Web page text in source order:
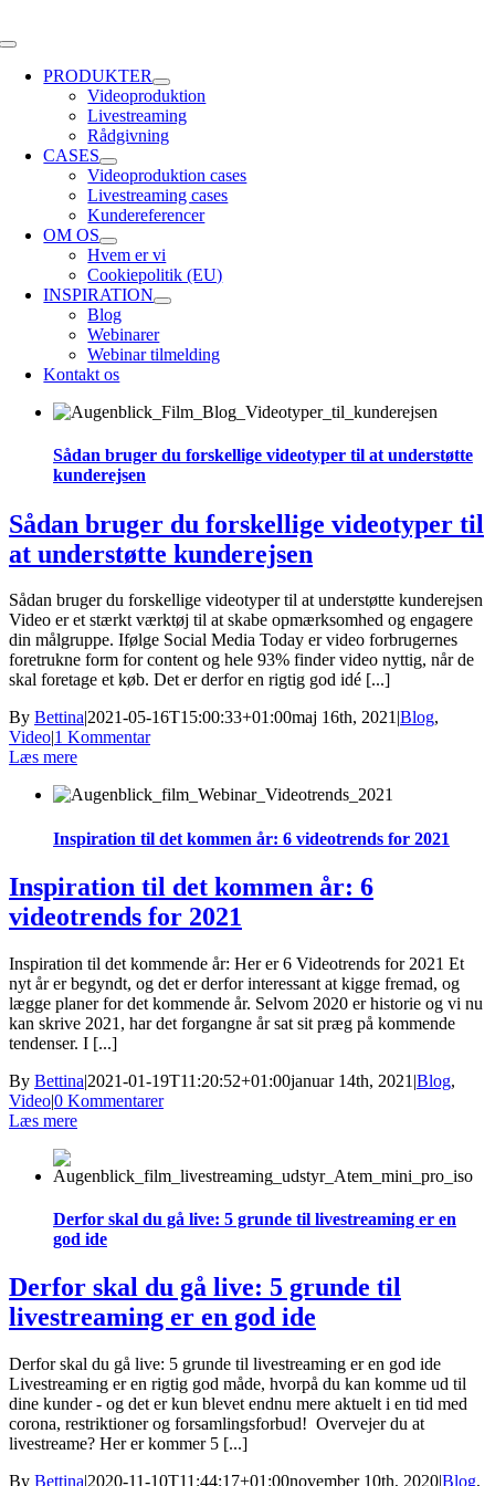
to
Toggle
NavigationPRODUKTER
Videoproduktion
Livestreaming
Rådgivning
CASES
Videoproduktion cases
Livestreaming cases
Kundereferencer
OM OS
Hvem er vi
Cookiepolitik (EU)
INSPIRATION
Blog
Webinarer
Webinar tilmelding
Kontakt os
Sådan bruger du forskellige videotyper til at understøtte
kunderejsen
Sådan bruger du forskellige videotyper til
at understøtte kunderejsen
Sådan bruger du forskellige videotyper til at understøtte kunderejsen
Video er et stærkt værktøj til at skabe opmærksomhed og engagere
din målgruppe. Ifølge Social Media Today er video forbrugernes
foretrukne form for content og hele 93% finder video nyttig, når de
skal foretage et køb. Det er derfor en rigtig god idé [...]
By Bettina|2021-05-16T15:00:33+01:00maj 16th, 2021|Blog,
Video|1 Kommentar
Læs mere
Inspiration til det kommen år: 6 videotrends for 2021
Inspiration til det kommen år: 6
videotrends for 2021
Inspiration til det kommende år: Her er 6 Videotrends for 2021 Et
nyt år er begyndt, og det er derfor interessant at kigge fremad, og
lægge planer for det kommende år. Selvom 2020 er historie og vi nu
kan skrive 2021, har det forgangne år sat sit præg på kommende
tendenser. I [...]
By Bettina|2021-01-19T11:20:52+01:00januar 14th, 2021 |Blog,
Video|0 Kommentarer
Læs mere
Derfor skal du gå live: 5 grunde til livestreaming er en
god ide
Derfor skal du gå live: 5 grunde til
livestreaming er en god ide
Derfor skal du gå live: 5 grunde til livestreaming er en god ide
Livestreaming er en rigtig god måde, hvorpå du kan komme ud til
dine kunder - og det er kun blevet endnu mere aktuelt i en tid med
corona, restriktioner og forsamlingsforbud! Overvejer du at
livestreame? Her er kommer 5 [...]
By Bettina|2020-11-10T11:44:17+01:00november 10th, 2020|Blog,